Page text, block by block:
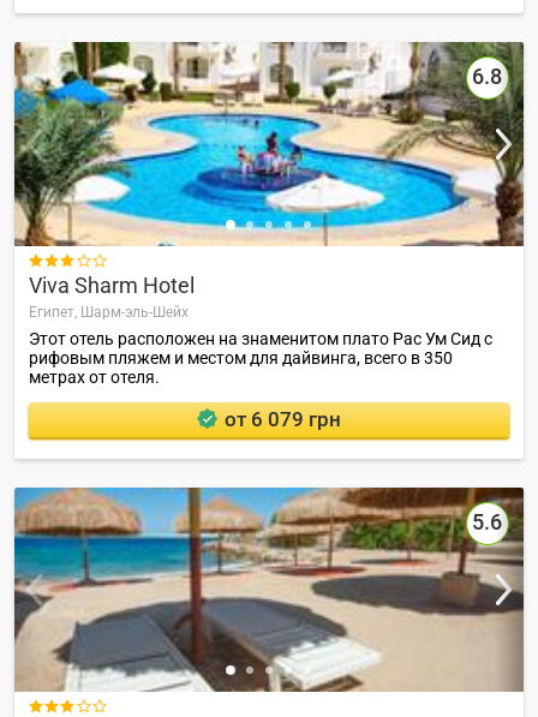
6.8

Viva Sharm Hotel
Египет, Шарм-эль-Шейх
Этот отель расположен на знаменитом плато Рас Ум Сид с
рифовым пляжем и местом для дайвинга, всего в 350
метрах от отеля.
от 6 079 грн
5.6
